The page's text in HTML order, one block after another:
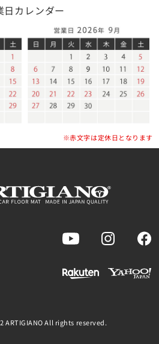
日カレンダー
※赤文字は定休日となります
ARTIGIANO All rights reserved.